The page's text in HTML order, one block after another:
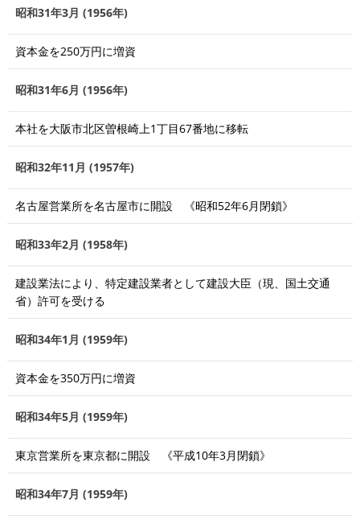
昭和31年3月 (1956年)
資本金を250万円に増資
昭和31年6月 (1956年)
本社を大阪市北区曽根崎上1丁目67番地に移転
昭和32年11月 (1957年)
名古屋営業所を名古屋市に開設 《昭和52年6月閉鎖》
昭和33年2月 (1958年)
建設業法により、特定建設業者として建設大臣（現、国土交通
省）許可を受ける
昭和34年1月 (1959年)
資本金を350万円に増資
昭和34年5月 (1959年)
東京営業所を東京都に開設 《平成10年3月閉鎖》
昭和34年7月 (1959年)